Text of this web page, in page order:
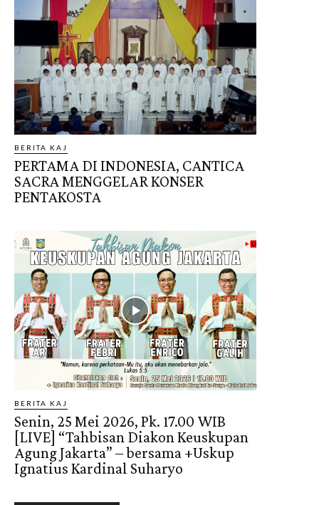
BERITA KAJ
PERTAMA DI INDONESIA, CANTICA
SACRA MENGGELAR KONSER
PENTAKOSTA
BERITA KAJ
Senin, 25 Mei 2026, Pk. 17.00 WIB
[LIVE] “Tahbisan Diakon Keuskupan
Agung Jakarta” – bersama +Uskup
Ignatius Kardinal Suharyo